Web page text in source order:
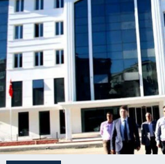
Siyaset
Spor
Tarım
Turizm
Yaşam